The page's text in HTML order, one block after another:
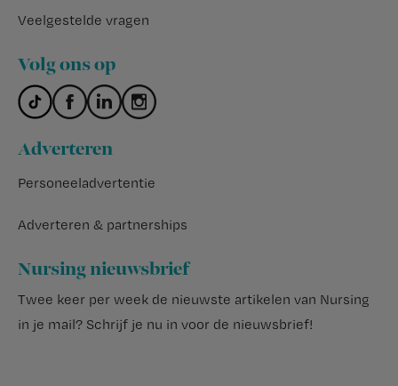
Veelgestelde vragen
Volg ons op
Adverteren
Personeeladvertentie
Adverteren & partnerships
Nursing nieuwsbrief
Twee keer per week de nieuwste artikelen van Nursing
in je mail? Schrijf je nu in voor de nieuwsbrief!